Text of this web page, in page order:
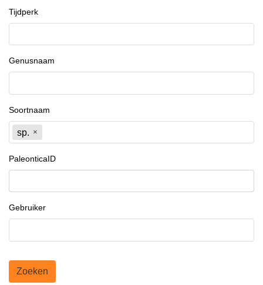
Tijdperk
Genusnaam
Soortnaam
sp.
PaleonticaID
Gebruiker
Zoeken